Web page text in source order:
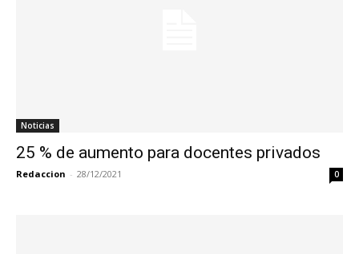
Noticias
25 % de aumento para docentes privados
Redaccion - 28/12/2021 0